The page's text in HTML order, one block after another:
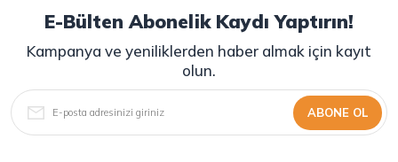
E-Bülten Abonelik Kaydı Yaptırın!
Kampanya ve yeniliklerden haber almak için kayıt
olun.
ABONE OL